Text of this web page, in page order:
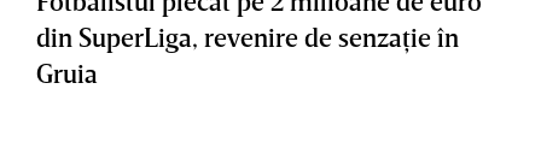
din SuperLiga, revenire de senzaţie în
Gruia